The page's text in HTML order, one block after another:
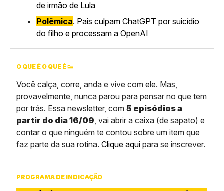
de irmão de Lula
Polêmica. Pais culpam ChatGPT por suicídio
do filho e processam a OpenAI
O QUE É O QUE É 👟
Você calça, corre, anda e vive com ele. Mas,
provavelmente, nunca parou para pensar no que tem
por trás. Essa newsletter, com 5 episódios a
partir do dia 16/09, vai abrir a caixa (de sapato) e
contar o que ninguém te contou sobre um item que
faz parte da sua rotina. Clique aqui para se inscrever.
PROGRAMA DE INDICAÇÃO